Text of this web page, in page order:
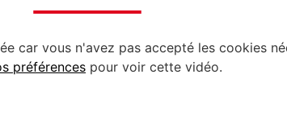
car vous n'avez pas accepté les cookies
préférences pour voir cette vidéo.